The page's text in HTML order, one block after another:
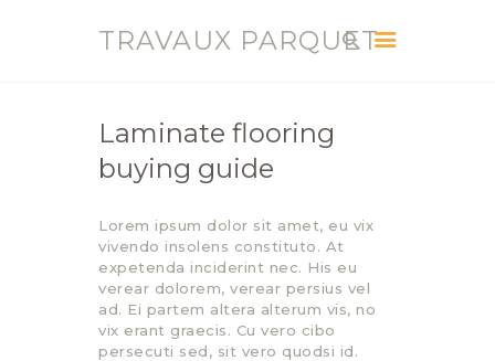
TRAVAUX PARQUET
ACCUEIL
CONTACT
BLOG
Laminate flooring
buying guide
Lorem ipsum dolor sit amet, eu vix
vivendo insolens constituto. At
expetenda inciderint nec. His eu
verear dolorem, verear persius vel
ad. Ei partem altera alterum vis, no
vix erant graecis. Cu vero cibo
persecuti sed, sit vero quodsi id.